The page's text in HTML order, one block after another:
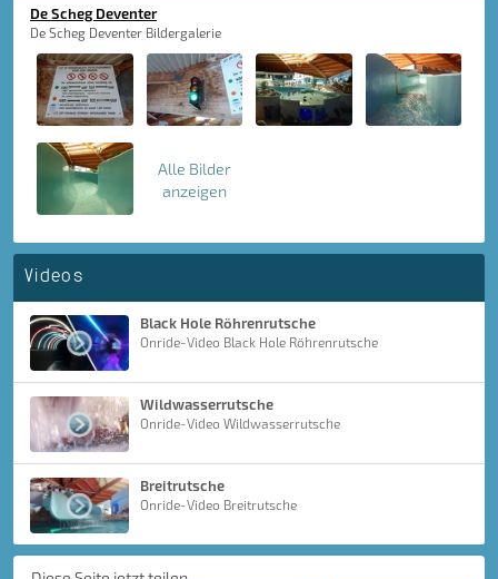
De Scheg Deventer
De Scheg Deventer Bildergalerie
Alle Bilder
anzeigen
Videos
Black Hole Röhrenrutsche
Onride-Video Black Hole Röhrenrutsche
Wildwasserrutsche
Onride-Video Wildwasserrutsche
Breitrutsche
Onride-Video Breitrutsche